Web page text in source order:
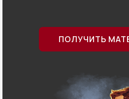
ПОЛУЧИТЬ